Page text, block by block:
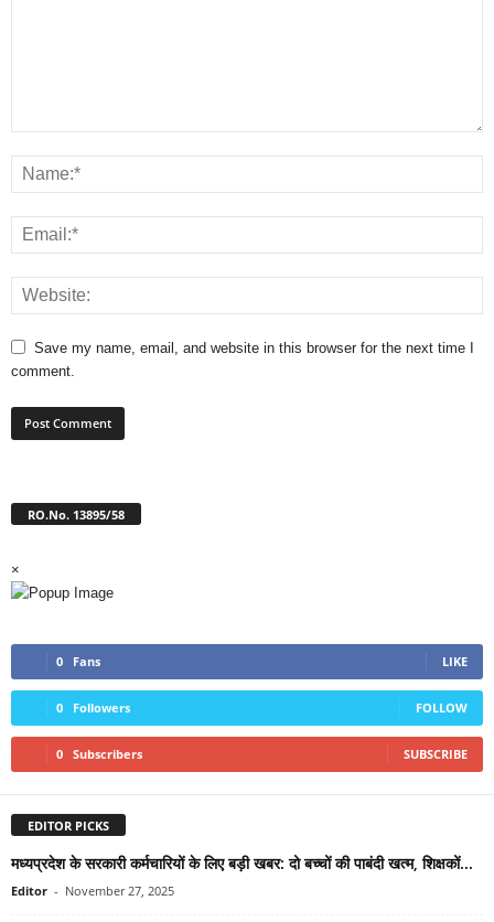
Save my name, email, and website in this browser for the next time I
comment.
RO.No. 13895/58
×
0 Fans LIKE
0 Followers FOLLOW
0 Subscribers SUBSCRIBE
EDITOR PICKS
मध्यप्रदेश के सरकारी कर्मचारियों के लिए बड़ी खबर: दो बच्चों की पाबंदी खत्म, शिक्षकों...
Editor - November 27, 2025